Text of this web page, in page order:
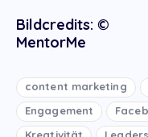
Bildcredits: ©
MentorMe
content marketing
Engagement